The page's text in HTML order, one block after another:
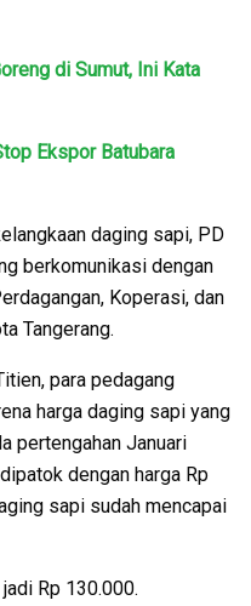
di Sumut, Ini Kata
Ekspor Batubara
daging sapi, PD
berkomunikasi dengan
Koperasi, dan
Tangerang.
para pedagang
harga daging sapi yang
pertengahan Januari
dengan harga Rp
sapi sudah mencapai
Rp 130.000.